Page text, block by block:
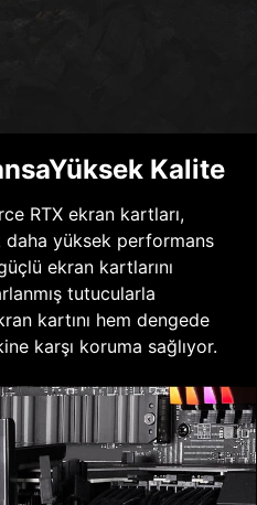
Kalite
RTX ekran kartları,
daha yüksek performans
ekran kartlarını
tutucularla
kartını hem dengede
karşı koruma sağlıyor.